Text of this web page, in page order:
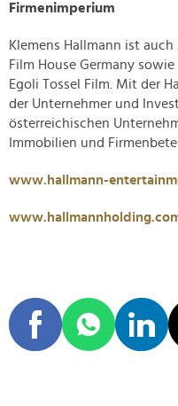
Firmenimperium
Klemens Hallmann ist
Film House Germany
Egoli Tossel Film. Mit der
der Unternehmer und
österreichischen
Immobilien und
www.hallmann-